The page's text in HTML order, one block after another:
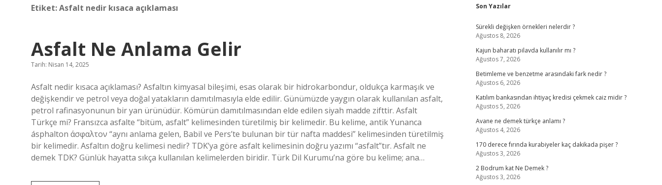
Etiket:Asfalt nedir kısaca açıklaması
Asfalt Ne Anlama Gelir
Tarih: Nisan 14, 2025
Asfalt nedir kısaca açıklaması? Asfaltın kimyasal bileşimi, esas olarak bir hidrokarbondur, oldukça karmaşık ve
değişkendir ve petrol veya doğal yatakların damıtılmasıyla elde edilir. Günümüzde yaygın olarak kullanılan asfalt,
petrol rafinasyonunun bir yan ürünüdür. Kömürün damıtılmasından elde edilen siyah madde zifttir. Asfalt
Türkçe mi? Fransızca asfalte “bitüm, asfalt” kelimesinden türetilmiş bir kelimedir. Bu kelime, antik Yunanca
ásphalton άσφαλτον “aynı anlama gelen, Babil ve Pers’te bulunan bir tür nafta maddesi” kelimesinden türetilmiş
bir kelimedir. Asfaltın doğru kelimesi nedir? TDK’ya göre asfalt kelimesinin doğru yazımı “asfalt”tır. Asfalt ne
demek TDK? Günlük hayatta sıkça kullanılan kelimelerden biridir. Türk Dil Kurumu’na göre bu kelime; ana…
Sidebar
Son Yazılar
Sürekli değişken örnekleri nelerdir ?
Ağustos 8, 2026
Kajun baharatı pilavda kullanılır mı ?
Ağustos 7, 2026
Betimleme ve benzetme arasındaki fark nedir ?
Ağustos 6, 2026
Katılım bankasından ihtiyaç kredisi çekmek caiz midir ?
Ağustos 5, 2026
Avane ne demek türkçe anlamı ?
Ağustos 4, 2026
170 derece fırında kurabiyeler kaç dakikada pişer ?
Ağustos 3, 2026
2 Bodrum kat Ne Demek ?
Ağustos 3, 2026